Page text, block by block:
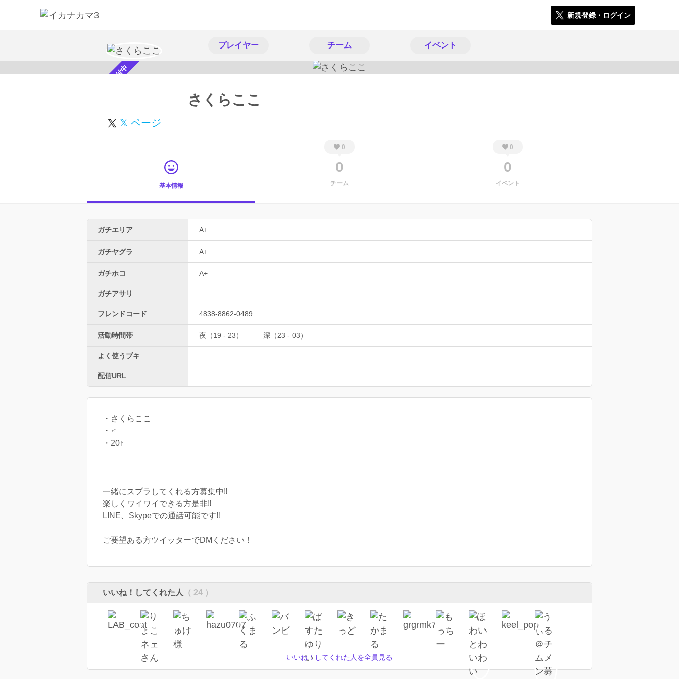
新規登録・ログイン
プレイヤー チーム イベント
スカウト受付中 さくらここ
𝕏 ページ
基本情報
0
0
チーム
0
0
イベント
ガチエリア A+
ガチヤグラ A+
ガチホコ A+
ガチアサリ
フレンドコード 4838-8862-0489
活動時間帯 夜（19 - 23） 深（23 - 03）
よく使うブキ
配信URL
・さくらここ
・♂
・20↑
一緒にスプラしてくれる方募集中‼
楽しくワイワイできる方是非‼
LINE、Skypeでの通話可能です‼
ご要望ある方ツイッターでDMください！
いいね！してくれた人 （ 24 ）
いいね！してくれた人を全員見る